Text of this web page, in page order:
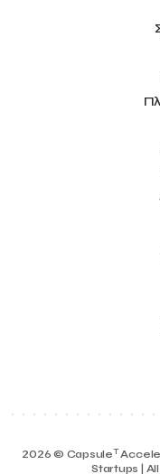
2026 © CapsuleT
Startups |